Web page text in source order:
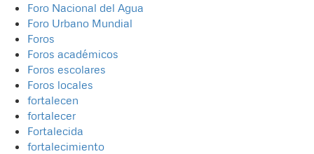
Foro Nacional del Agua
Foro Urbano Mundial
Foros
Foros académicos
Foros escolares
Foros locales
fortalecen
fortalecer
Fortalecida
fortalecimiento